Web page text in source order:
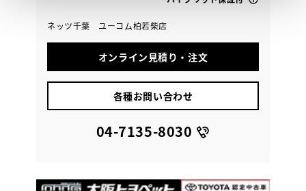
ネッツ千葉 ユーコム柏若柴店
オンライン見積り・注文
各種お問い合わせ
04-7135-8030